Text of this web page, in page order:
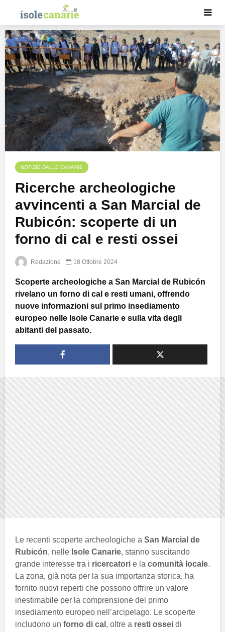
NOTIZIE DALLE CANARIE
Ricerche archeologiche
avvincenti a San Marcial de
Rubicón: scoperte di un
forno di cal e resti ossei
Redazione 18 Ottobre 2024
Scoperte archeologiche a San Marcial de Rubicón
rivelano un forno di cal e resti umani, offrendo
nuove informazioni sul primo insediamento
europeo nelle Isole Canarie e sulla vita degli
abitanti del passato.
Le recenti scoperte archeologiche a San Marcial de
Rubicón, nelle Isole Canarie, stanno suscitando
grande interesse tra i ricercatori e la comunità locale.
La zona, già nota per la sua importanza storica, ha
fornito nuovi reperti che possono offrire un valore
inestimabile per la comprensione del primo
insediamento europeo nell’arcipelago. Le scoperte
includono un forno di cal , oltre a resti ossei di